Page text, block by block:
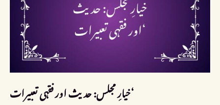
خیارِ مجلس: حدیث اور فقہی تعبیرات‘